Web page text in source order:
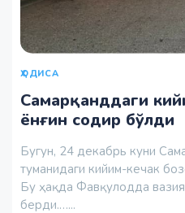
ҲОДИСА
Самарқанддаги
ёнғин содир бўлди
Бугун, 24 декабрь куни
туманидаги кийим-кечак
Бу ҳақда Фавқулодда
берди.…...